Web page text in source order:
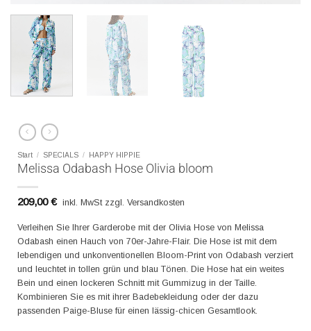
Start / SPECIALS / HAPPY HIPPIE
Melissa Odabash Hose Olivia bloom
209,00€ inkl. MwSt zzgl. Versandkosten
Verleihen Sie Ihrer Garderobe mit der Olivia Hose von Melissa
Odabash einen Hauch von 70er-Jahre-Flair. Die Hose ist mit dem
lebendigen und unkonventionellen Bloom-Print von Odabash verziert
und leuchtet in tollen grün und blau Tönen. Die Hose hat ein weites
Bein und einen lockeren Schnitt mit Gummizug in der Taille.
Kombinieren Sie es mit ihrer Badebekleidung oder der dazu
passenden Paige-Bluse für einen lässig-chicen Gesamtlook.